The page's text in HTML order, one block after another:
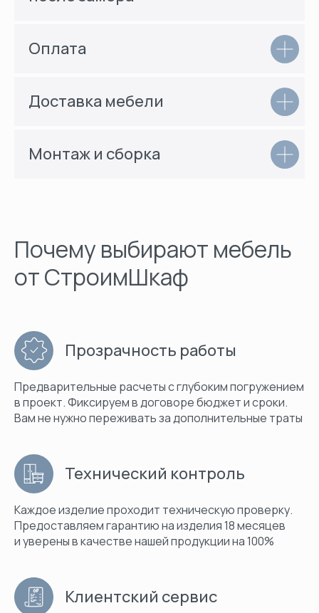
Оплата
Доставка мебели
Монтаж и сборка
Почему выбирают мебель
от СтроимШкаф
Прозрачность работы
Предварительные расчеты с глубоким погружением
в проект. Фиксируем в договоре бюджет и сроки.
Вам не нужно переживать за дополнительные траты
Технический контроль
Каждое изделие проходит техническую проверку.
Предоставляем гарантию на изделия 18 месяцев
и уверены в качестве нашей продукции на 100%
Клиентский сервис